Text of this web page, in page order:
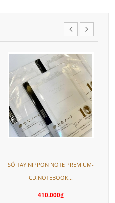
SỔ TAY NIPPON NOTE PREMIUM-
CD.NOTEBOOK...
410.000₫